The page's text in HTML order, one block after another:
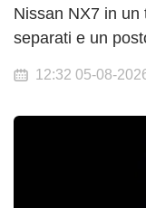
Nissan NX7 in un
separati e un
12:32 05-08-